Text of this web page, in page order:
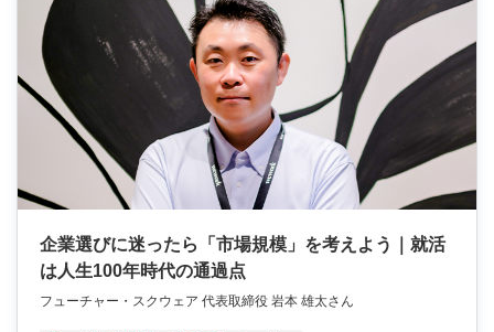
企業選びに迷ったら「市場規模」を考えよう｜就活
は人生100年時代の通過点
フューチャー・スクウェア 代表取締役 岩本 雄太さん